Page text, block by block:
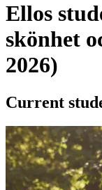
Ellos
skönhet
2026)
Current